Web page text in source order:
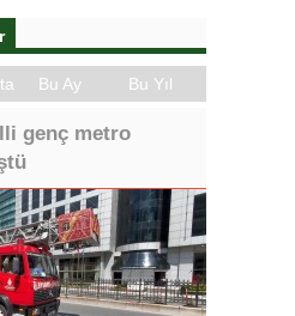
Bu Ay Bu Yıl
genç metro